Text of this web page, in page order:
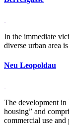
In the immediate
diverse urban area
Neu Leo­poldau
The development
housing” and
commercial use